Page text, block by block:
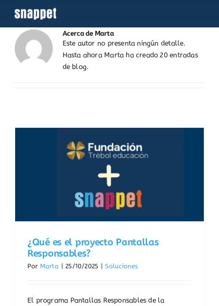
contenido
Acerca de Marta
Este autor no presenta ningún detalle.
Hasta ahora Marta ha creado 20 entradas
de blog.
¿Qué es el proyecto Pantallas
Responsables?
Por Marta | 25/10/2025 | Soluciones
El programa Pantallas Responsables de la